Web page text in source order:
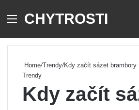
Menu
CHYTROSTI
Home/Trendy/Kdy začít sázet brambory
Trendy
Kdy začít